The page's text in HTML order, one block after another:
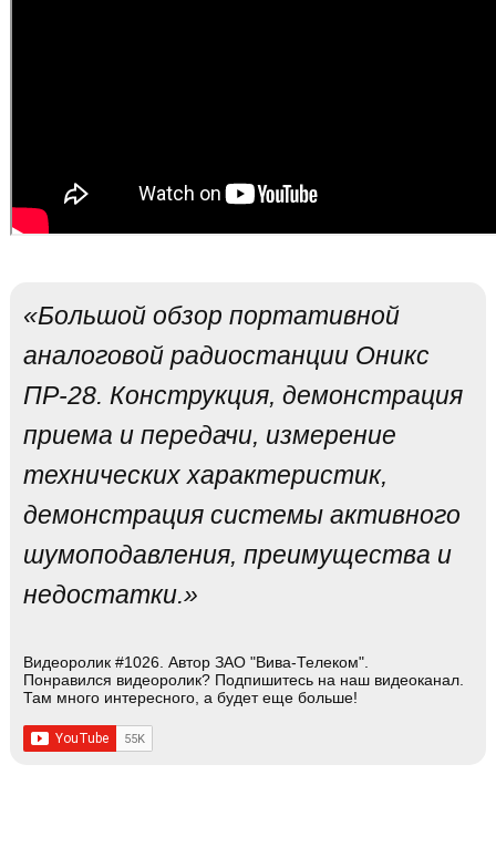
«Большой обзор портативной
аналоговой радиостанции Оникс
ПР-28. Конструкция, демонстрация
приема и передачи, измерение
технических характеристик,
демонстрация системы активного
шумоподавления, преимущества и
недостатки.»
Видеоролик #1026. Автор ЗАО "Вива-Телеком".
Понравился видеоролик? Подпишитесь на наш видеоканал.
Там много интересного, а будет еще больше!